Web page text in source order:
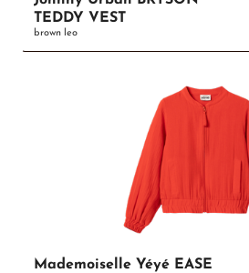
TEDDY VEST
brown leo
Mademoiselle Yéyé EASE